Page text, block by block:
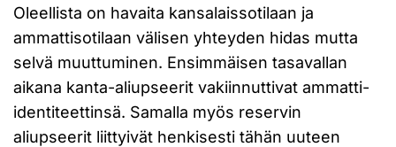
Oleellista on havaita kansalaissotilaan ja
ammattisotilaan välisen yhteyden hidas mutta
selvä muuttuminen. Ensimmäisen tasavallan
aikana kanta-aliupseerit vakiinnuttivat ammatti-
identiteettinsä. Samalla myös reservin
aliupseerit liittyivät henkisesti tähän uuteen